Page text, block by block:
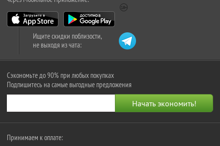
Ищите скидки поблизости,
не выходя из чата:
Сэкономьте до 90% при любых покупках
Подпишитесь на самые выгодные предложения
Принимаем к оплате: